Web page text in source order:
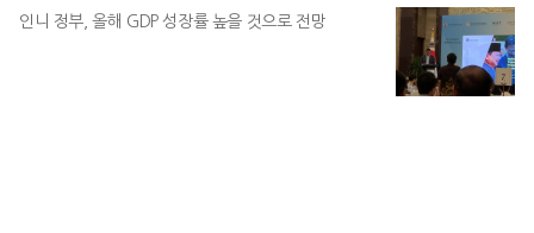
인니 정부, 올해 GDP 성장률 높을 것으로 전망